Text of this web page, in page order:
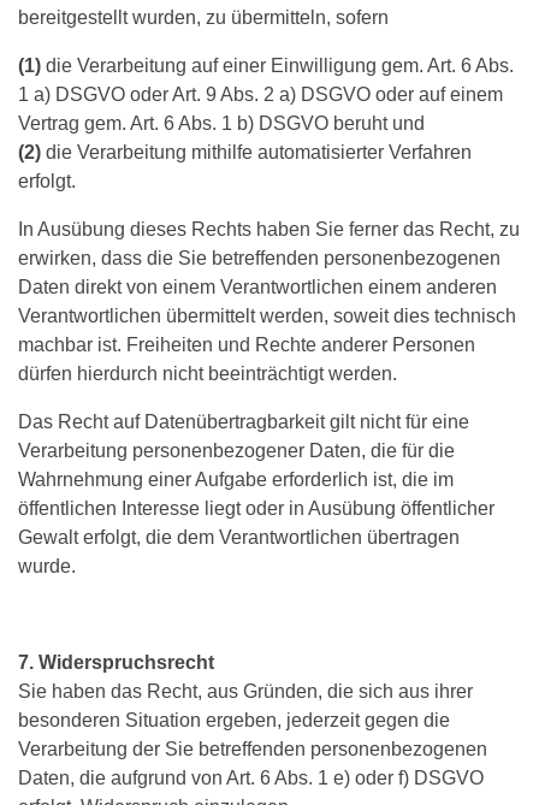
bereitgestellt wurden, zu übermitteln, sofern
(1) die Verarbeitung auf einer Einwilligung gem. Art. 6 Abs.
1 a) DSGVO oder Art. 9 Abs. 2 a) DSGVO oder auf einem
Vertrag gem. Art. 6 Abs. 1 b) DSGVO beruht und
(2) die Verarbeitung mithilfe automatisierter Verfahren
erfolgt.
In Ausübung dieses Rechts haben Sie ferner das Recht, zu
erwirken, dass die Sie betreffenden personenbezogenen
Daten direkt von einem Verantwortlichen einem anderen
Verantwortlichen übermittelt werden, soweit dies technisch
machbar ist. Freiheiten und Rechte anderer Personen
dürfen hierdurch nicht beeinträchtigt werden.
Das Recht auf Datenübertragbarkeit gilt nicht für eine
Verarbeitung personenbezogener Daten, die für die
Wahrnehmung einer Aufgabe erforderlich ist, die im
öffentlichen Interesse liegt oder in Ausübung öffentlicher
Gewalt erfolgt, die dem Verantwortlichen übertragen
wurde.
7. Widerspruchsrecht
Sie haben das Recht, aus Gründen, die sich aus ihrer
besonderen Situation ergeben, jederzeit gegen die
Verarbeitung der Sie betreffenden personenbezogenen
Daten, die aufgrund von Art. 6 Abs. 1 e) oder f) DSGVO